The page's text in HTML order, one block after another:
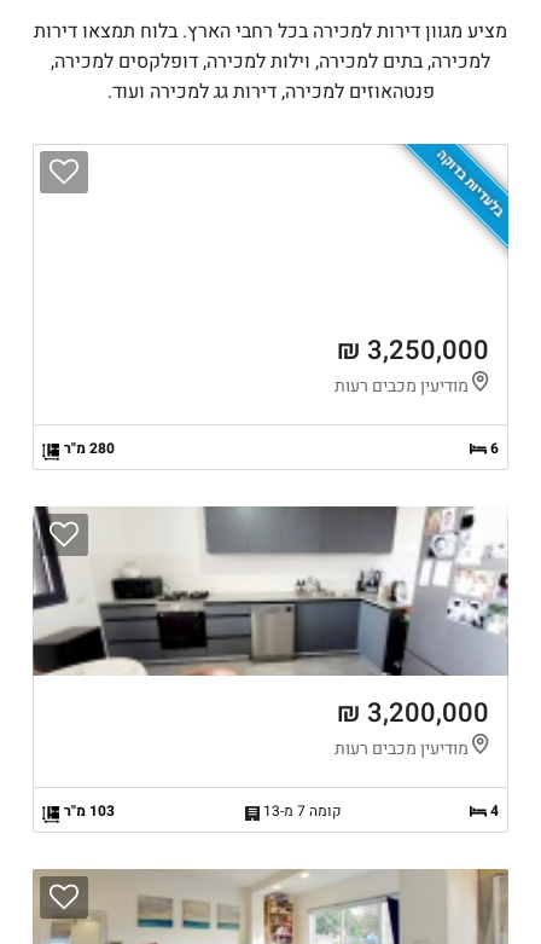
מציע מגוון דירות למכירה בכל רחבי הארץ. בלוח תמצאו דירות
למכירה, בתים למכירה, וילות למכירה, דופלקסים למכירה,
פנטהאוזים למכירה, דירות גג למכירה ועוד.
בלעדיות בדוקה
3,250,000 ₪
מודיעין מכבים רעות
6 280 מ"ר
3,200,000 ₪
מודיעין מכבים רעות
4 קומה 7 מ-13 103 מ"ר